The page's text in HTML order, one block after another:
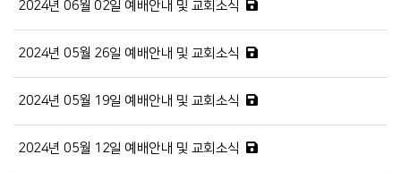
2024년 06월 02일 예배안내 및 교회소식
2024년 05월 26일 예배안내 및 교회소식
2024년 05월 19일 예배안내 및 교회소식
2024년 05월 12일 예배안내 및 교회소식